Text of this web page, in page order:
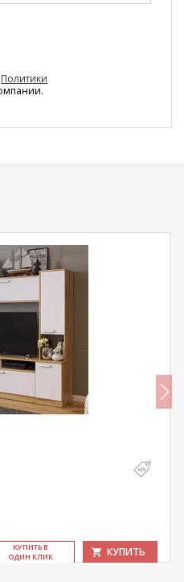
Политики
КУ­ПИТЬ В
ОДИН КЛИК
КУПИТЬ